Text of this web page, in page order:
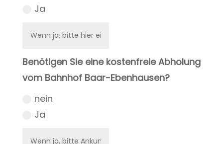
Ja
Benötigen Sie eine kostenfreie Abholung
vom Bahnhof Baar-Ebenhausen?
nein
Ja